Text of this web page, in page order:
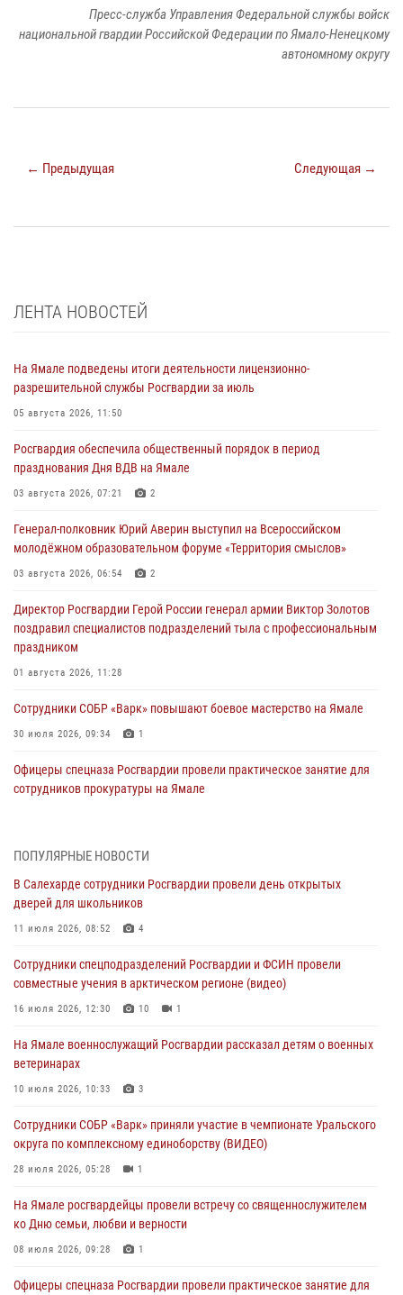
Пресс-служба Управления Федеральной службы войск
национальной гвардии Российской Федерации по Ямало-Ненецкому
автономному округу
← Предыдущая Следующая →
ЛЕНТА НОВОСТЕЙ
На Ямале подведены итоги деятельности лицензионно-
разрешительной службы Росгвардии за июль
05 августа 2026, 11:50
Росгвардия обеспечила общественный порядок в период
празднования Дня ВДВ на Ямале
03 августа 2026, 07:21 2
Генерал-полковник Юрий Аверин выступил на Всероссийском
молодёжном образовательном форуме «Территория смыслов»
03 августа 2026, 06:54 2
Директор Росгвардии Герой России генерал армии Виктор Золотов
поздравил специалистов подразделений тыла с профессиональным
праздником
01 августа 2026, 11:28
Сотрудники СОБР «Варк» повышают боевое мастерство на Ямале
30 июля 2026, 09:34 1
Офицеры спецназа Росгвардии провели практическое занятие для
сотрудников прокуратуры на Ямале
В Уральском округе Росгвардии состоялось заседание
29 июля 2026, 10:39
Сотрудники СОБР «Варк» приняли участие в чемпионате Уральского
28 июля 2026, 05:28 1
На Полярном круге Росгвардия обеспечила безопасность турнира
Акция «Каникулы с Росгвардией» продолжается на Ямале
ПОПУЛЯРНЫЕ НОВОСТИ
В Салехарде сотрудники Росгвардии провели день открытых
дверей для школьников
11 июля 2026, 08:52 4
Сотрудники спецподразделений Росгвардии и ФСИН провели
совместные учения в арктическом регионе (видео)
16 июля 2026, 12:30 10 1
На Ямале военнослужащий Росгвардии рассказал детям о военных
ветеринарах
10 июля 2026, 10:33 3
Сотрудники СОБР «Варк» приняли участие в чемпионате Уральского
округа по комплексному единоборству (ВИДЕО)
28 июля 2026, 05:28 1
На Ямале росгвардейцы провели встречу со священнослужителем
ко Дню семьи, любви и верности
08 июля 2026, 09:28 1
Офицеры спецназа Росгвардии провели практическое занятие для